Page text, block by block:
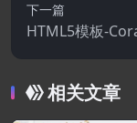
下一篇
HTML5模板-
相关文章